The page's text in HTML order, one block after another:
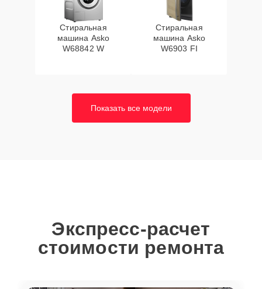
Стиральная
машина Asko
W68842 W
Стиральная
машина Asko
W6903 FI
Показать все модели
Экспресс-расчет
стоимости ремонта